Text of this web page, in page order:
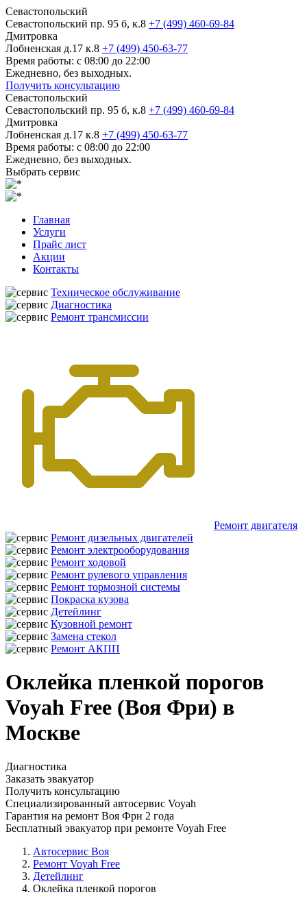
Севастопольский
Севастопольский пр. 95 б, к.8 +7 (499) 460-69-84
Дмитровка
Лобненская д.17 к.8 +7 (499) 450-63-77
Время работы: с 08:00 до 22:00
Ежедневно, без выходных.
Получить консультацию
Севастопольский
Севастопольский пр. 95 б, к.8 +7 (499) 460-69-84
Дмитровка
Лобненская д.17 к.8 +7 (499) 450-63-77
Время работы: с 08:00 до 22:00
Ежедневно, без выходных.
Выбрать сервис
Главная
Услуги
Прайс лист
Акции
Контакты
Техническое обслуживание
Диагностика
Ремонт трансмиссии
Ремонт двигателя
Ремонт дизельных двигателей
Ремонт электрооборудования
Ремонт ходовой
Ремонт рулевого управления
Ремонт тормозной системы
Покраска кузова
Детейлинг
Кузовной ремонт
Замена стекол
Ремонт АКПП
Оклейка пленкой порогов
Voyah Free (Воя Фри) в
Москве
Диагностика
Заказать эвакуатор
Получить консультацию
Специализированный автосервис Voyah
Гарантия на ремонт Воя Фри 2 года
Бесплатный эвакуатор при ремонте Voyah Free
Автосервис Воя
Ремонт Voyah Free
Детейлинг
Оклейка пленкой порогов